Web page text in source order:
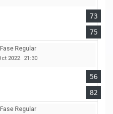
73
75
Regular
2022 21:30
56
82
Regular